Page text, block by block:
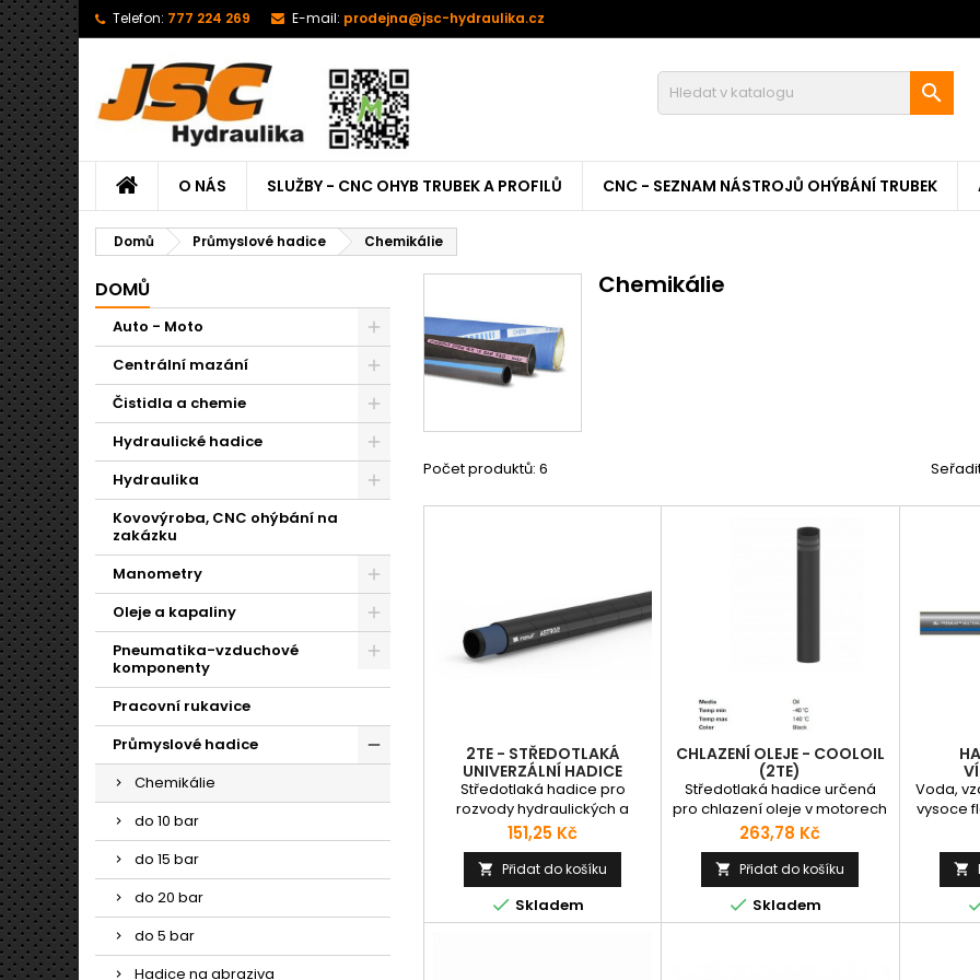
Telefon: 777 224 269 E-mail: prodejna@jsc-hydraulika.cz

O NÁS SLUŽBY - CNC OHYB TRUBEK A PROFILŮ CNC - SEZNAM NÁSTROJŮ OHÝBÁNÍ TRUBEK
Domů Průmyslové hadice Chemikálie
DOMŮ
Auto - Moto
Centrální mazání
Čistidla a chemie
Hydraulické hadice
Hydraulika
Kovovýroba, CNC ohýbání na
zakázku
Manometry
Oleje a kapaliny
Pneumatika-vzduchové
komponenty
Pracovní rukavice
Průmyslové hadice
Chemikálie
do 10 bar
do 15 bar
do 20 bar
do 5 bar
Hadice na abraziva
Chemikálie
Počet produktů: 6
2TE - STŘEDOTLAKÁ
UNIVERZÁLNÍ HADICE
Středotlaká hadice pro
rozvody hydraulických a
převodových olejů a látek,
glykolů, chladících a
nemrznoucích směsí v
souladu s požadavky normy
SAE 100R6. Množství hadicoviny
udávejte v m (metrech) -
Cena
151,25 Kč
 Přidat do košíku
 Skladem
CHLAZENÍ OLEJE - COOLOIL
(2TE)
Středotlaká hadice určená
pro chlazení oleje v motorech
a různých instalacích.
Speciálně vyrobena pro
chlazení směsí oleje i glykolu.
Dvojjitý textilní výplet. Hladký,
počasí odolný povrch.
Cena
263,78 Kč
 Přidat do košíku
 Skladem
Voda,
vysoce
Hadice
